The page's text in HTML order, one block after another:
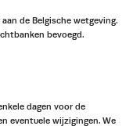
de Belgische wetgeving.
bevoegd.
dagen voor de
eventuele wijzigingen. We